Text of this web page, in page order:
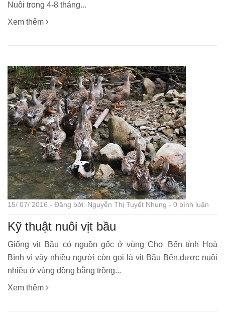
Nuôi trong 4-8 tháng...
Xem thêm
15/ 07/ 2016 - Đăng bởi: Nguyễn Thị Tuyết Nhung - 0 bình luận
Kỹ thuật nuôi vịt bầu
Giống vịt Bầu có nguồn gốc ở vùng Chợ Bến tỉnh Hoà
Bình vì vậy nhiều người còn gọi là vịt Bầu Bến,được nuôi
nhiều ở vùng đồng bằng trồng...
Xem thêm